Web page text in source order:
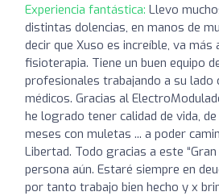
Experiencia fantástica: Llevo
distintas dolencias, en manos de
decir que Xuso es increíble, va más
fisioterapia. Tiene un buen equipo
profesionales trabajando a su lado
médicos. Gracias al
he logrado tener calidad de vida,
meses con muletas ... a poder
Libertad. Todo gracias a este
persona aún. Estaré siempre en
por tanto trabajo bien hecho y x